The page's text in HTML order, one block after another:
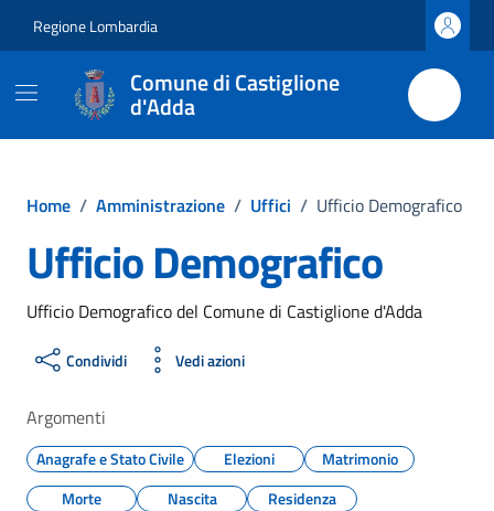
Regione Lombardia
Comune di Castiglione
d'Adda
Home / Amministrazione / Uffici / Ufficio Demografico
Ufficio Demografico
Ufficio Demografico del Comune di Castiglione d'Adda
Condividi Vedi azioni
Argomenti
Anagrafe e Stato Civile Elezioni
Matrimonio
Morte
Nascita
Residenza